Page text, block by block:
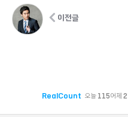
이전글
RealCount 오늘 115어제